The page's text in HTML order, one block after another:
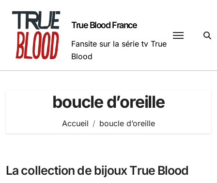
contenu
True Blood France
Fansite sur la série tv True
Blood
boucle d’oreille
Accueil boucle d’oreille
La collection de bijoux True Blood